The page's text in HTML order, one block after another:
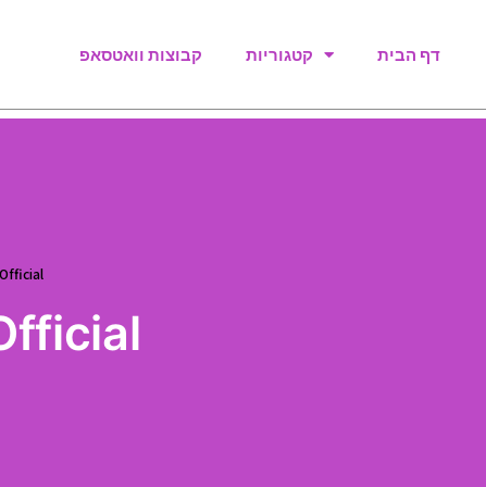
קבוצות וואטסאפ קטגוריות דף הבית